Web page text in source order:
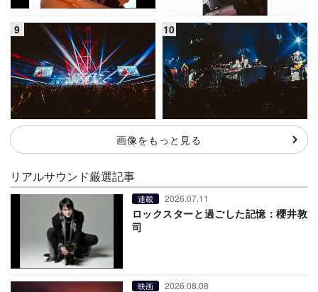
画像をもっと見る
リアルサウンド厳選記事
連載 2026.07.11
ロックスターと過ごした記憶：櫻井敦
司
映画 2026.08.08